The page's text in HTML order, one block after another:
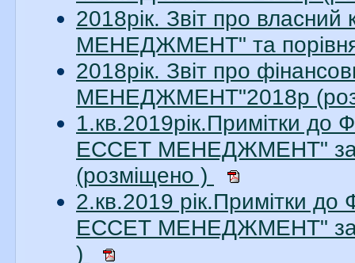
2018рік. Звіт про
МЕНЕДЖМЕНТ" та
2018рік. Звіт про
МЕНЕДЖМЕНТ"2018р
1.кв.2019рік.Примітки до
ЕССЕТ МЕНЕДЖМЕНТ" за
(розміщено )
2.кв.2019 рік.Примітки до
ЕССЕТ МЕНЕДЖМЕНТ" за
)